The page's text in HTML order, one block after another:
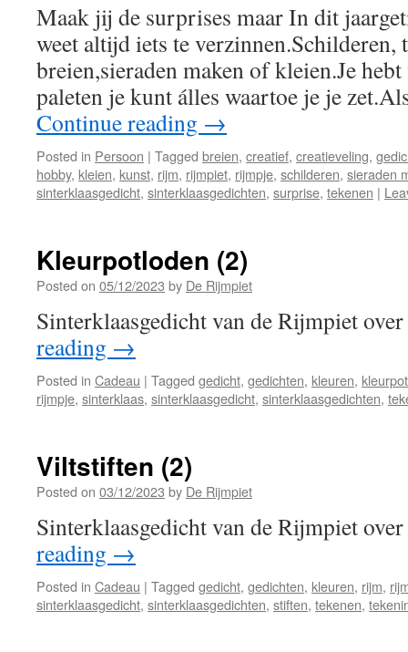
Maak jij de surprises maar In dit
weet altijd iets te verzinnen.Schilderen,
breien,sieraden maken of kleien.Je
paleten je kunt álles waartoe je je
Continue reading →
Posted in Persoon | Tagged breien, creatief, creatieveling,
hobby, kleien, kunst, rijm, rijmpiet, rijmpje, schilderen, sieraden
sinterklaasgedicht, sinterklaasgedichten, surprise, tekenen |
Kleurpotloden (2)
Posted on 05/12/2023 by De Rijmpiet
Sinterklaasgedicht van de Rijmpiet
reading →
Posted in Cadeau | Tagged gedicht, gedichten, kleuren,
rijmpje, sinterklaas, sinterklaasgedicht, sinterklaasgedichten,
Viltstiften (2)
Posted on 03/12/2023 by De Rijmpiet
Sinterklaasgedicht van de Rijmpiet
reading →
Posted in Cadeau | Tagged gedicht, gedichten, kleuren, rijm,
sinterklaasgedicht, sinterklaasgedichten, stiften, tekenen,